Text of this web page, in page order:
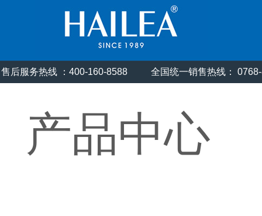
产品中心
售后服务热线 ：400-160-8588 全国统一销售热线：